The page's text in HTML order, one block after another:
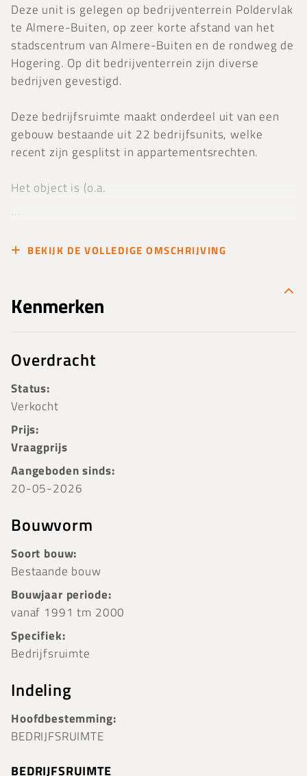
Deze unit is gelegen op bedrijventerrein Poldervlak
te Almere-Buiten, op zeer korte afstand van het
stadscentrum van Almere-Buiten en de rondweg de
Hogering. Op dit bedrijventerrein zijn diverse
bedrijven gevestigd.
Deze bedrijfsruimte maakt onderdeel uit van een
gebouw bestaande uit 22 bedrijfsunits, welke
recent zijn gesplitst in appartementsrechten.
Het object is (o.a.
...
BEKIJK DE VOLLEDIGE OMSCHRIJVING
Kenmerken
Overdracht
Status:
Verkocht
Prijs:
Vraagprijs
Aangeboden sinds:
20-05-2026
Bouwvorm
Soort bouw:
Bestaande bouw
Bouwjaar periode:
vanaf 1991 tm 2000
Specifiek:
Bedrijfsruimte
Indeling
Hoofdbestemming:
BEDRIJFSRUIMTE
BEDRIJFSRUIMTE